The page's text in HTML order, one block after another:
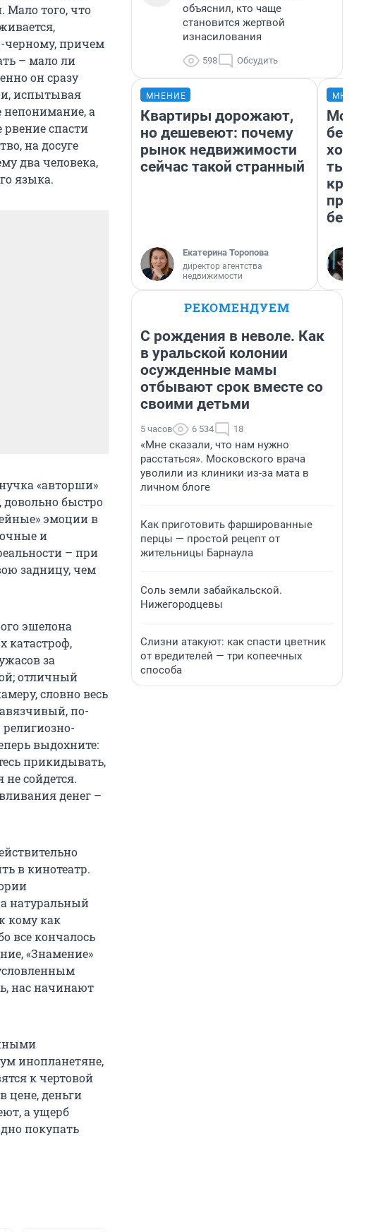
Мало того, что
черному, причем
– мало ли
он сразу
и, испытывая
непонимание, а
рвение спасти
на досуге
два человека,
языка.
«авторши»
быстро
эмоции в
и
– при
задницу, чем
эшелона
катастроф,
за
отличный
словно весь
по-
выдохните:
прикидывать,
сойдется.
денег –
в кинотеатр.
натуральный
кому как
все кончалось
«Знамение»
нас начинают
инопланетяне,
к чертовой
цене, деньги
а ущерб
покупать
объяснил, кто чаще
становится жертвой
изнасилования
598 Обсудить
МНЕНИЕ
Квартиры дорожают,
но дешевеют: почему
рынок недвижимости
сейчас такой странный
Екатерина Торопова
директор агентства
недвижимости
Мой
РЕКОМЕНДУЕМ
С рождения в неволе. Как
в уральской колонии
осужденные мамы
отбывают срок вместе со
своими детьми
5 часов 6 534 18
«Мне сказали, что нам нужно
расстаться». Московского врача
уволили из клиники из-за мата в
личном блоге
Как приготовить фаршированные
перцы — простой рецепт от
жительницы Барнаула
Соль земли забайкальской.
Нижегородцевы
Слизни атакуют: как спасти цветник
от вредителей — три копеечных
способа